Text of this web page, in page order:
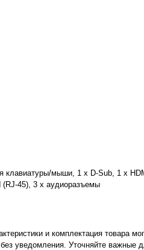
клавиатуры/мыши, 1 x D-Sub, 1 x
(RJ-45), 3 x аудиоразъемы
и комплектация товара
уведомления. Уточняйте важные